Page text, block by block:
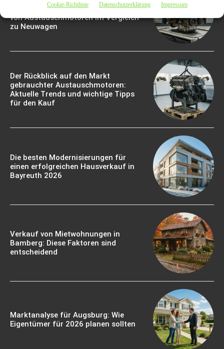
Cookie-Richtlinie Datenschutzerklärung Impressum
Sparen Kann: Die Wirtschaftlichkeit
von Austauschmotoren im Vergleich
zu Neuwagen
Der Rückblick auf den Markt
gebrauchter Austauschmotoren:
Aktuelle Trends und wichtige Tipps
für den Kauf
Die besten Modernisierungen für
einen erfolgreichen Hausverkauf in
Bayreuth 2026
Verkauf von Mietwohnungen in
Bamberg: Diese Faktoren sind
entscheidend
Marktanalyse für Augsburg: Wie
Eigentümer für 2026 planen sollten